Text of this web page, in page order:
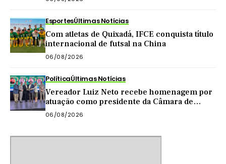
EsportesÚltimas Notícias
Com atletas de Quixadá, IFCE conquista título
internacional de futsal na China
06/08/2026
PolíticaÚltimas Notícias
Vereador Luiz Neto recebe homenagem por
atuação como presidente da Câmara de
Quixadá
06/08/2026